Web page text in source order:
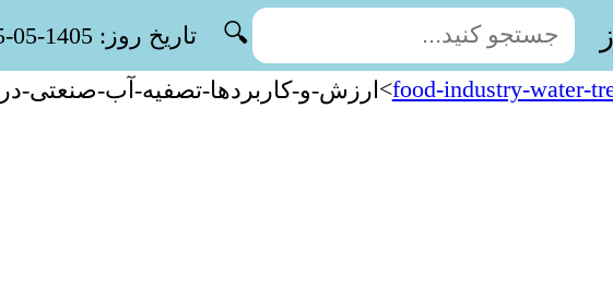
🔍 تاریخ روز: 1405-05-15
food-industry-water-
> ارزش-و-کاربردها-تصفیه-آب-صنعتی-در-